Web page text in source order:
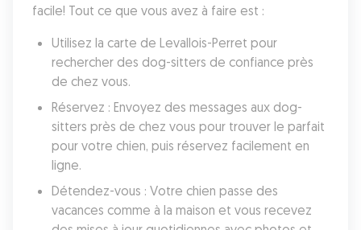
facile! Tout ce que vous avez à faire est :
Utilisez la carte de Levallois-Perret pour
rechercher des dog-sitters de confiance près
de chez vous.
Réservez : Envoyez des messages aux dog-
sitters près de chez vous pour trouver le parfait
pour votre chien, puis réservez facilement en
ligne.
Détendez-vous : Votre chien passe des
vacances comme à la maison et vous recevez